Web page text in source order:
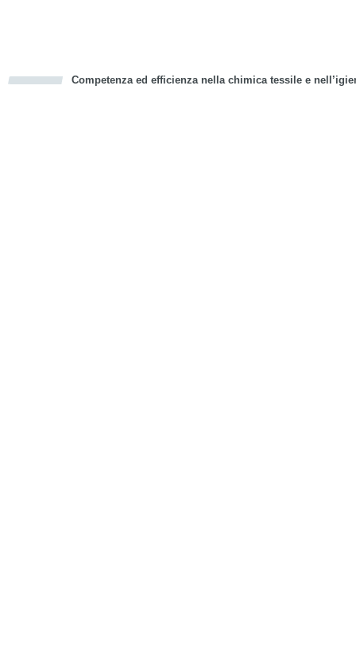
Competenza ed efficienza nella chimica tessile e